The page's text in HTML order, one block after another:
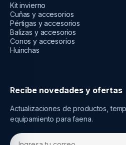
Kit invierno
Cuñas y accesorios
Pértigas y accesorios
Balizas y accesorios
Conos y accesorios
Huinchas
Recibe novedades y ofertas
Actualizaciones de productos,
equipamiento para faena.